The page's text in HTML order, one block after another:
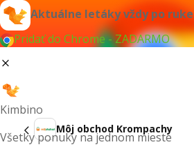
Aktuálne letáky vždy po ruke
Pridať do Chrome - ZADARMO
Kimbino
Všetky ponuky na jednom mieste
Môj obchod Krompachy